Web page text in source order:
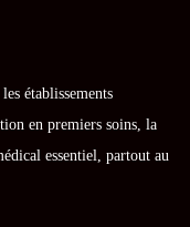
établissements
en premiers soins, la
essentiel, partout au